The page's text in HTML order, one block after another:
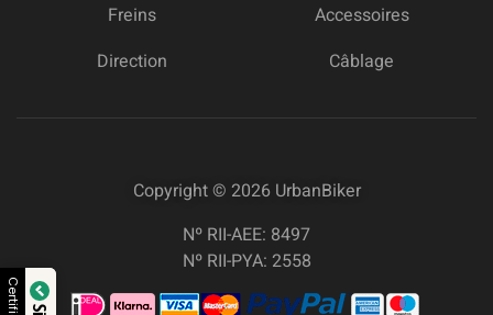
Freins
Direction
Accessoires
Câblage
Copyright © 2026 UrbanBiker
Nº RII-AEE: 8497
Nº RII-PYA: 2558